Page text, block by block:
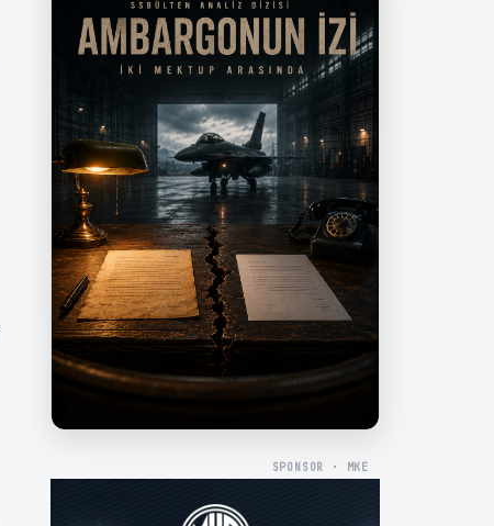
SPONSOR · MKE